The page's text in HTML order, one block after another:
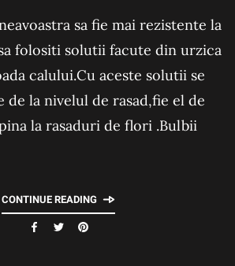
sa fie mai rezistente la
folositi solutii facute din urzica
calului.Cu aceste solutii se
de la nivelul de rasad,fie el de
la rasaduri de flori .Bulbii
CONTINUE READING